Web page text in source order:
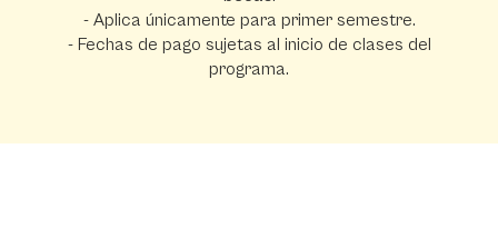
- Aplica únicamente para primer semestre.
- Fechas de pago sujetas al inicio de clases del
programa.